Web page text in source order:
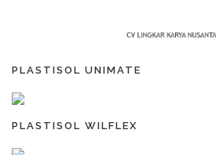
PLASTISOL UNIMATE
PLASTISOL WILFLEX